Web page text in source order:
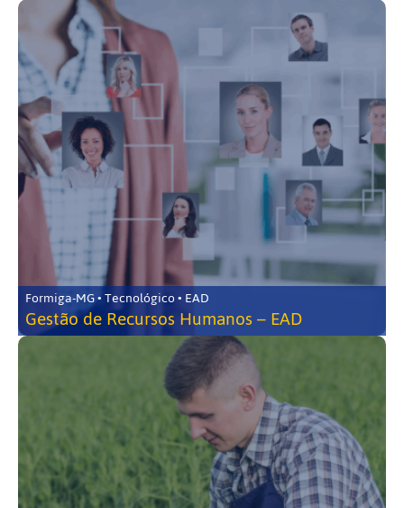
Formiga-MG • Tecnológico • EAD
Gestão de Recursos Humanos – EAD